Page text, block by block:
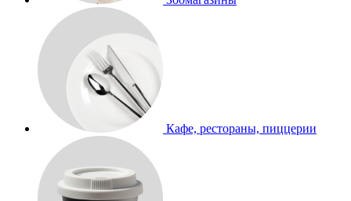
Кафе, рестораны, пиццерии